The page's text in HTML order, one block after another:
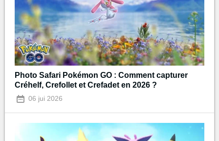
Photo Safari Pokémon GO : Comment capturer
Créhelf, Crefollet et Crefadet en 2026 ?
06 jui 2026